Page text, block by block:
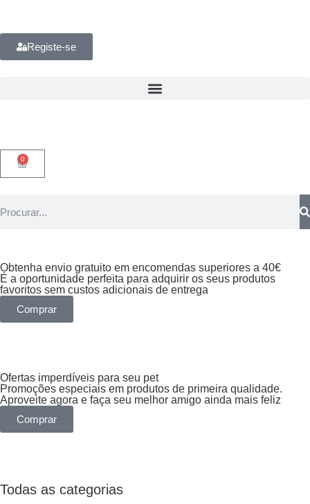
Registe-se
0
Obtenha envio gratuito em encomendas superiores a 40€
É a oportunidade perfeita para adquirir os seus produtos
favoritos sem custos adicionais de entrega
Comprar
Ofertas imperdíveis para seu pet
Promoções especiais em produtos de primeira qualidade.
Aproveite agora e faça seu melhor amigo ainda mais feliz
Comprar
Todas as categorias